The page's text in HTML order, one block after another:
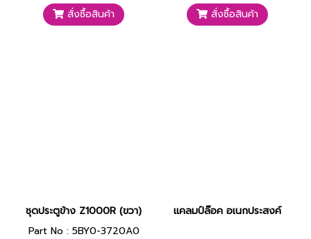
สั่งซื้อสินค้า สั่งซื้อสินค้า
ชุดประตูข้าง Z1000R (ขวา)
Part No : 5BY0-3720A0
แคลมป์ล๊อค อเนกประสงค์